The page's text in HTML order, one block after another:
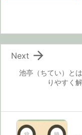
池亭（ちてい）と
りやすく

Next